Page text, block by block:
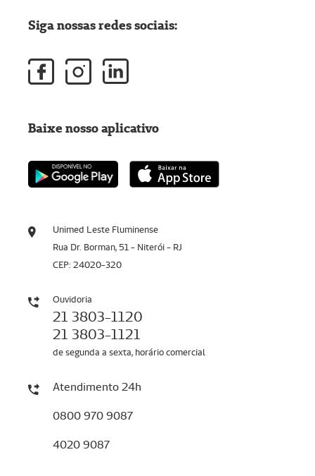
Unimed Leste Fluminense
Rua Dr. Borman, 51 - Niterói - RJ
CEP: 24020-320
Ouvidoria
21 3803-1120
21 3803-1121
de segunda a sexta, horário comercial
Atendimento 24h
0800 970 9087
4020 9087
Siga nossas redes sociais:
Baixe nosso aplicativo